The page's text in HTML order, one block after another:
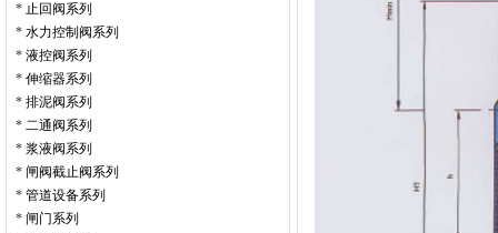
* 止回阀系列
* 水力控制阀系列
* 液控阀系列
* 伸缩器系列
* 排泥阀系列
* 二通阀系列
* 浆液阀系列
* 闸阀截止阀系列
* 管道设备系列
* 闸门系列